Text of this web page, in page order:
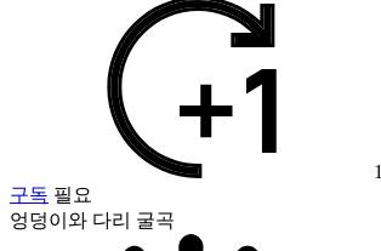
구독 필요
엉덩이와 다리 굴곡